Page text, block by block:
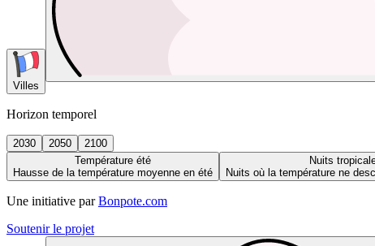
Villes
Horizon temporel
2030 2050
2100
Température été
Hausse de la température moyenne en été
Nuits
Nuits où la température ne
Une initiative par Bonpote.com
Soutenir le projet